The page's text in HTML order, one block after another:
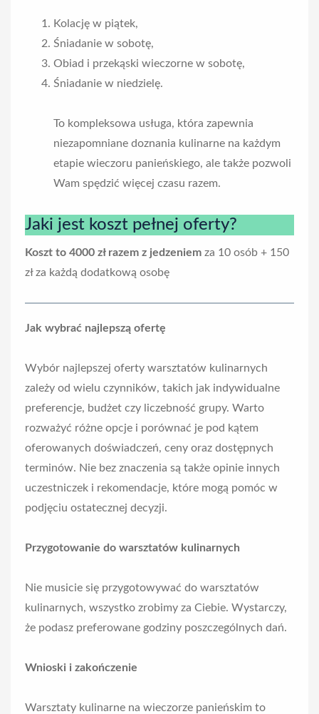
Kolację w piątek,
Śniadanie w sobotę,
Obiad i przekąski wieczorne w sobotę,
Śniadanie w niedzielę.
To kompleksowa usługa, która zapewnia
niezapomniane doznania kulinarne na każdym
etapie wieczoru panieńskiego, ale także pozwoli
Wam spędzić więcej czasu razem.
Jaki jest koszt pełnej oferty?
Koszt to 4000 zł razem z jedzeniem za 10 osób + 150
zł za każdą dodatkową osobę
Jak wybrać najlepszą ofertę
Wybór najlepszej oferty warsztatów kulinarnych
zależy od wielu czynników, takich jak indywidualne
preferencje, budżet czy liczebność grupy. Warto
rozważyć różne opcje i porównać je pod kątem
oferowanych doświadczeń, ceny oraz dostępnych
terminów. Nie bez znaczenia są także opinie innych
uczestniczek i rekomendacje, które mogą pomóc w
podjęciu ostatecznej decyzji.
Przygotowanie do warsztatów kulinarnych
Nie musicie się przygotowywać do warsztatów
kulinarnych, wszystko zrobimy za Ciebie. Wystarczy,
że podasz preferowane godziny poszczególnych dań.
Wnioski i zakończenie
Warsztaty kulinarne na wieczorze panieńskim to